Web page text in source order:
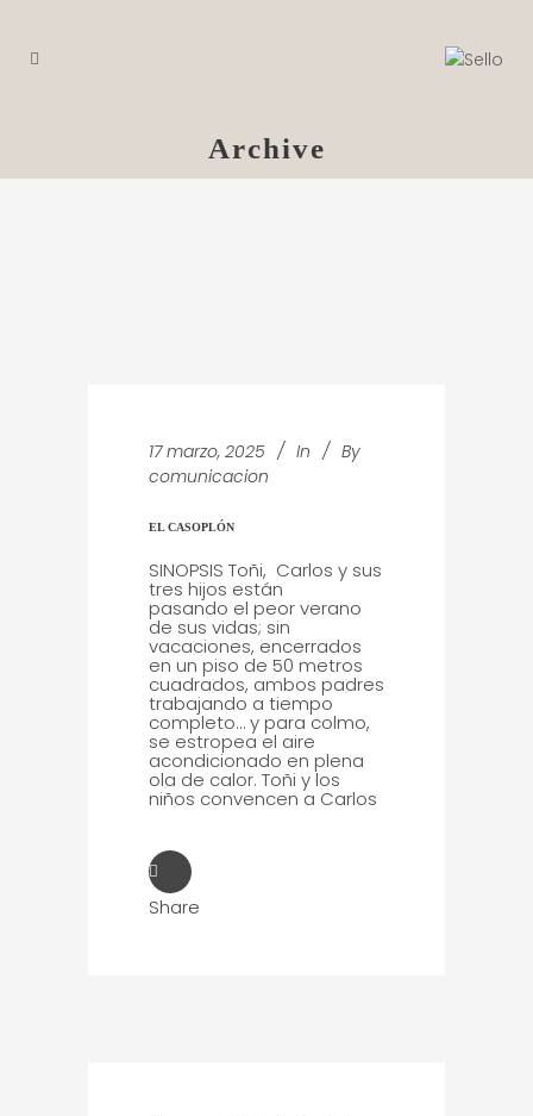
Archive
17 marzo, 2025 In
By
comunicacion
EL CASOPLÓN
SINOPSIS Toñi, Carlos y sus
tres hijos están
pasando el peor verano
de sus vidas; sin
vacaciones, encerrados
en un piso de 50 metros
cuadrados, ambos padres
trabajando a tiempo
completo… y para colmo,
se estropea el aire
acondicionado en plena
ola de calor. Toñi y los
niños convencen a Carlos
Share